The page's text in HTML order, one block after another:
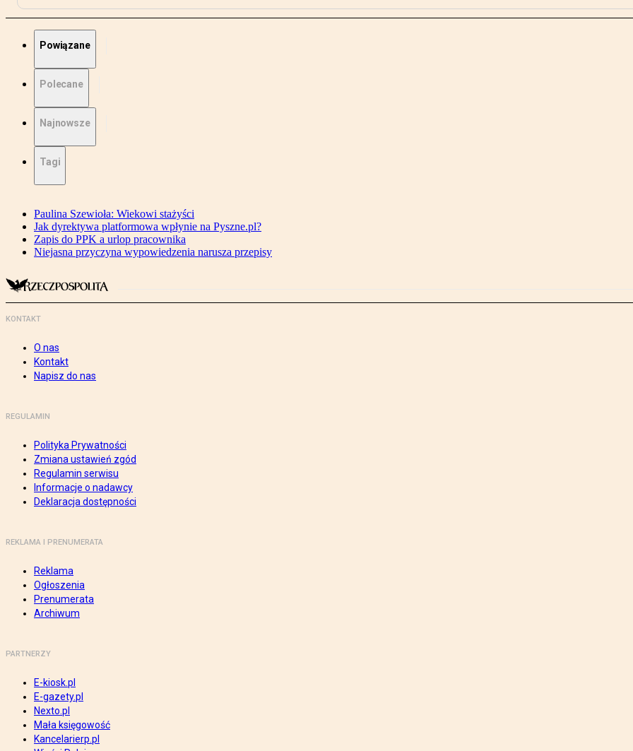
Powiązane
Polecane
Najnowsze
Tagi
Paulina Szewioła: Wiekowi stażyści
Jak dyrektywa platformowa wpłynie na Pyszne.pl?
Zapis do PPK a urlop pracownika
Niejasna przyczyna wypowiedzenia narusza przepisy
KONTAKT
O nas
Kontakt
Napisz do nas
REGULAMIN
Polityka Prywatności
Zmiana ustawień zgód
Regulamin serwisu
Informacje o nadawcy
Deklaracja dostępności
REKLAMA I PRENUMERATA
Reklama
Ogłoszenia
Prenumerata
Archiwum
PARTNERZY
E-kiosk.pl
E-gazety.pl
Nexto.pl
Mała księgowość
Kancelarierp.pl